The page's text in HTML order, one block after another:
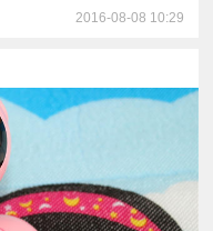
2016-08-08 10:29